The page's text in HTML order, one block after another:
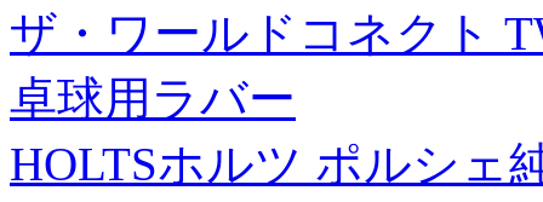
ザ・ワールドコネクト
卓球用ラバー
HOLTSホルツ ポルシェ